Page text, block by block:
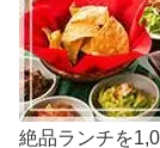
絶品ランチを